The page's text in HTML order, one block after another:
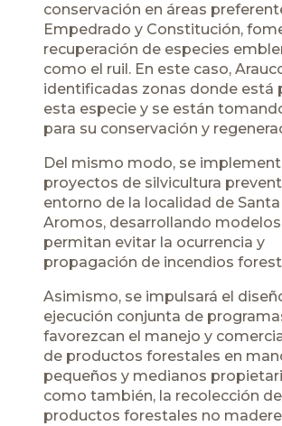
conservación en áreas
Empedrado y Constitución,
recuperación de especies
como el ruil. En este caso,
identificadas zonas donde está
esta especie y se están
para su conservación y
Del mismo modo, se
proyectos de silvicultura
entorno de la localidad de
Aromos, desarrollando
permitan evitar la ocurrencia y
propagación de incendios
Asimismo, se impulsará el
ejecución conjunta de
favorezcan el manejo y
de productos forestales en
pequeños y medianos
como también, la recolección de
productos forestales no